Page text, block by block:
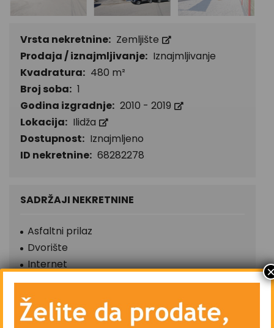
Vrsta nekretnine: Zemljište
Prodaja / iznajmljivanje: Iznajmljivanje
Kvadratura: 480 m²
Broj soba: 1
Godina izgradnje: 2010 - 2019
Lokacija: Ilidža
Dostupnost: Iznajmljeno
ID nekretnine: 68282278
SADRŽAJI NEKRETNINE
Asfaltni prilaz
Dvorište
Internet
Kablovska TV
Komunalni priključak
Parking (privatni)